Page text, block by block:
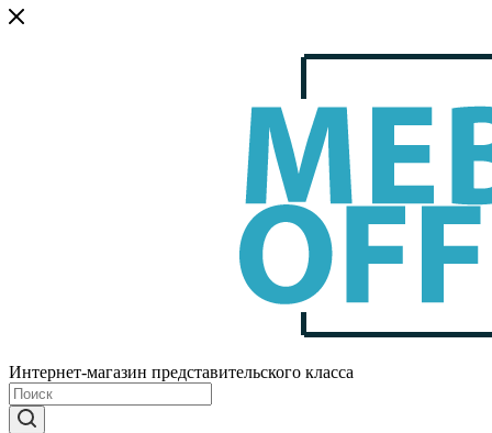
Интернет-магазин представительского класса